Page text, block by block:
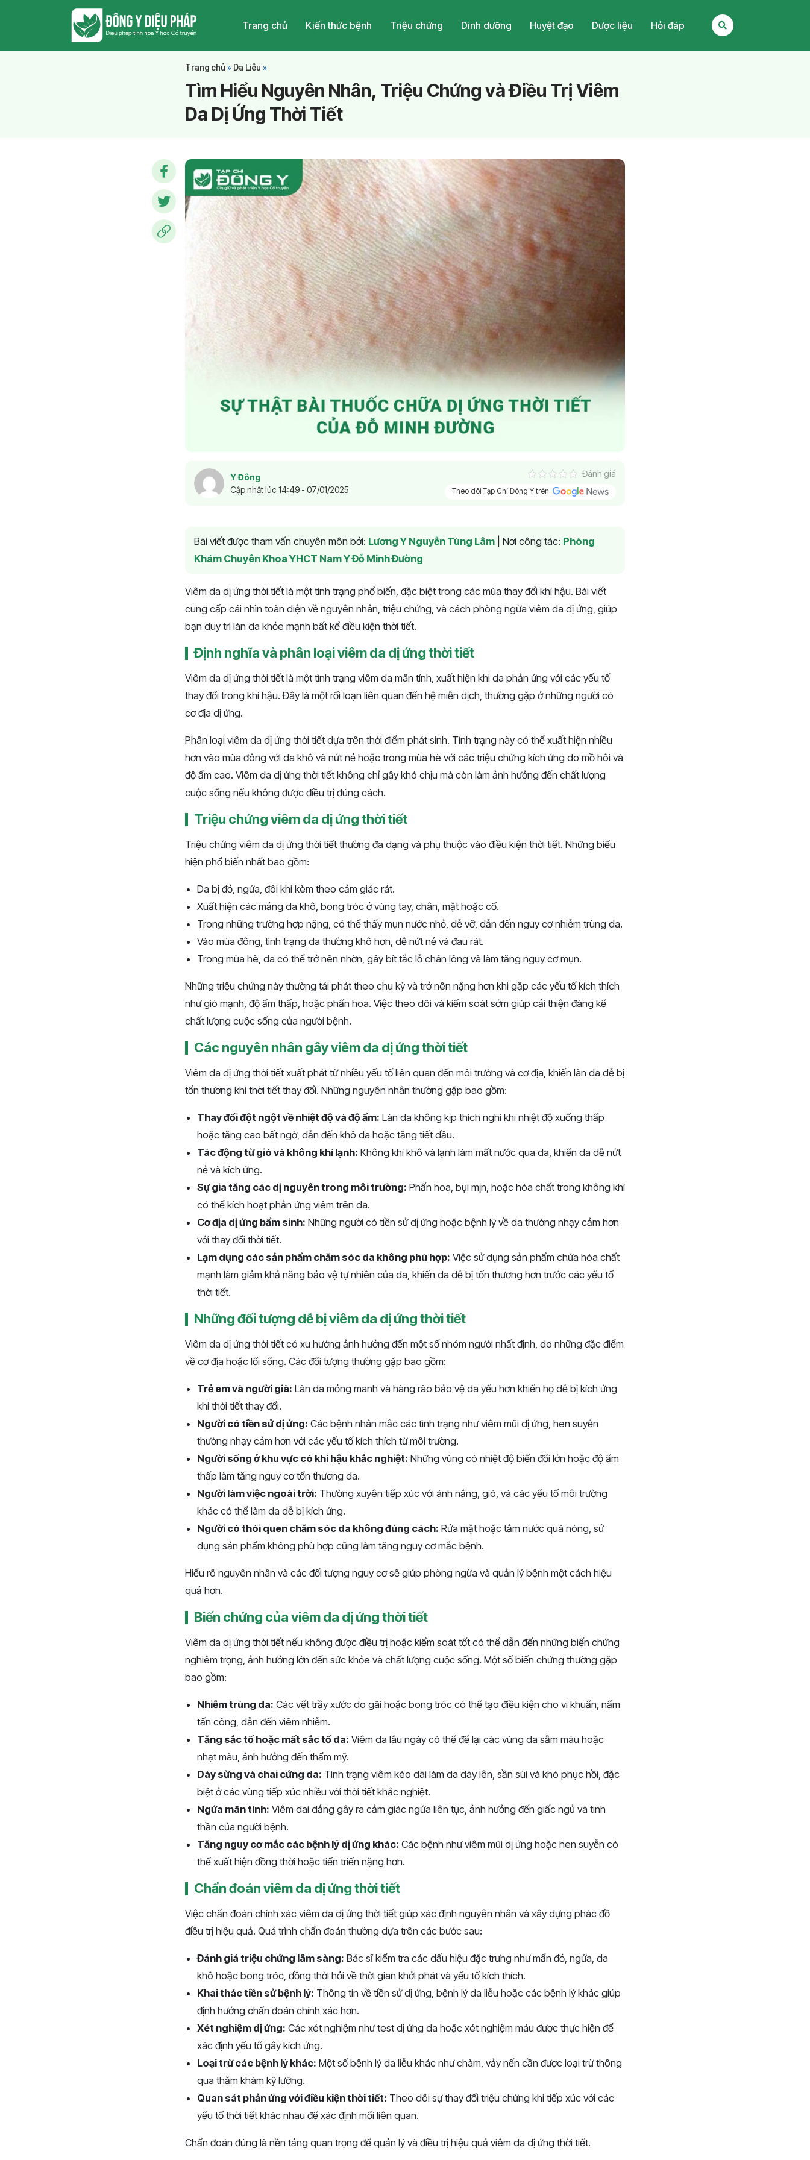
Trang chủ Kiến thức bệnh Triệu chứng Dinh dưỡng Huyệt đạo Dược liệu Hỏi đáp
Trang chủ » Da Liễu »
Tìm Hiểu Nguyên Nhân, Triệu Chứng và Điều Trị Viêm
Da Dị Ứng Thời Tiết
Y Đông
Cập nhật lúc 14:49 - 07/01/2025
Đánh giá
Theo dõi Tạp Chí Đông Y trên
Bài viết được tham vấn chuyên môn bởi: Lương Y Nguyễn Tùng Lâm Nơi công tác: Phòng
Khám Chuyên Khoa YHCT Nam Y Đỗ Minh Đường
Viêm da dị ứng thời tiết là một tình trạng phổ biến, đặc biệt trong các mùa thay đổi khí hậu. Bài viết
cung cấp cái nhìn toàn diện về nguyên nhân, triệu chứng, và cách phòng ngừa viêm da dị ứng, giúp
bạn duy trì làn da khỏe mạnh bất kể điều kiện thời tiết.
Định nghĩa và phân loại viêm da dị ứng thời tiết
Viêm da dị ứng thời tiết là một tình trạng viêm da mãn tính, xuất hiện khi da phản ứng với các yếu tố
thay đổi trong khí hậu. Đây là một rối loạn liên quan đến hệ miễn dịch, thường gặp ở những người có
cơ địa dị ứng.
Phân loại viêm da dị ứng thời tiết dựa trên thời điểm phát sinh. Tình trạng này có thể xuất hiện nhiều
hơn vào mùa đông với da khô và nứt nẻ hoặc trong mùa hè với các triệu chứng kích ứng do mồ hôi và
độ ẩm cao. Viêm da dị ứng thời tiết không chỉ gây khó chịu mà còn làm ảnh hưởng đến chất lượng
cuộc sống nếu không được điều trị đúng cách.
Triệu chứng viêm da dị ứng thời tiết
Triệu chứng viêm da dị ứng thời tiết thường đa dạng và phụ thuộc vào điều kiện thời tiết. Những biểu
hiện phổ biến nhất bao gồm:
Da bị đỏ, ngứa, đôi khi kèm theo cảm giác rát.
Xuất hiện các mảng da khô, bong tróc ở vùng tay, chân, mặt hoặc cổ.
Trong những trường hợp nặng, có thể thấy mụn nước nhỏ, dễ vỡ, dẫn đến nguy cơ nhiễm trùng da.
Vào mùa đông, tình trạng da thường khô hơn, dễ nứt nẻ và đau rát.
Trong mùa hè, da có thể trở nên nhờn, gây bít tắc lỗ chân lông và làm tăng nguy cơ mụn.
Những triệu chứng này thường tái phát theo chu kỳ và trở nên nặng hơn khi gặp các yếu tố kích thích
như gió mạnh, độ ẩm thấp, hoặc phấn hoa. Việc theo dõi và kiểm soát sớm giúp cải thiện đáng kể
chất lượng cuộc sống của người bệnh.
Các nguyên nhân gây viêm da dị ứng thời tiết
Viêm da dị ứng thời tiết xuất phát từ nhiều yếu tố liên quan đến môi trường và cơ địa, khiến làn da dễ bị
tổn thương khi thời tiết thay đổi. Những nguyên nhân thường gặp bao gồm:
Thay đổi đột ngột về nhiệt độ và độ ẩm: Làn da không kịp thích nghi khi nhiệt độ xuống thấp
hoặc tăng cao bất ngờ, dẫn đến khô da hoặc tăng tiết dầu.
Tác động từ gió và không khí lạnh: Không khí khô và lạnh làm mất nước qua da, khiến da dễ nứt
nẻ và kích ứng.
Sự gia tăng các dị nguyên trong môi trường: Phấn hoa, bụi mịn, hoặc hóa chất trong không khí
có thể kích hoạt phản ứng viêm trên da.
Cơ địa dị ứng bẩm sinh: Những người có tiền sử dị ứng hoặc bệnh lý về da thường nhạy cảm hơn
với thay đổi thời tiết.
Lạm dụng các sản phẩm chăm sóc da không phù hợp: Việc sử dụng sản phẩm chứa hóa chất
mạnh làm giảm khả năng bảo vệ tự nhiên của da, khiến da dễ bị tổn thương hơn trước các yếu tố
thời tiết.
Những đối tượng dễ bị viêm da dị ứng thời tiết
Viêm da dị ứng thời tiết có xu hướng ảnh hưởng đến một số nhóm người nhất định, do những đặc điểm
về cơ địa hoặc lối sống. Các đối tượng thường gặp bao gồm:
Trẻ em và người già: Làn da mỏng manh và hàng rào bảo vệ da yếu hơn khiến họ dễ bị kích ứng
khi thời tiết thay đổi.
Người có tiền sử dị ứng: Các bệnh nhân mắc các tình trạng như viêm mũi dị ứng, hen suyễn
thường nhạy cảm hơn với các yếu tố kích thích từ môi trường.
Người sống ở khu vực có khí hậu khắc nghiệt: Những vùng có nhiệt độ biến đổi lớn hoặc độ ẩm
thấp làm tăng nguy cơ tổn thương da.
Người làm việc ngoài trời: Thường xuyên tiếp xúc với ánh nắng, gió, và các yếu tố môi trường
khác có thể làm da dễ bị kích ứng.
Người có thói quen chăm sóc da không đúng cách: Rửa mặt hoặc tắm nước quá nóng, sử
dụng sản phẩm không phù hợp cũng làm tăng nguy cơ mắc bệnh.
Hiểu rõ nguyên nhân và các đối tượng nguy cơ sẽ giúp phòng ngừa và quản lý bệnh một cách hiệu
quả hơn.
Biến chứng của viêm da dị ứng thời tiết
Viêm da dị ứng thời tiết nếu không được điều trị hoặc kiểm soát tốt có thể dẫn đến những biến chứng
nghiêm trọng, ảnh hưởng lớn đến sức khỏe và chất lượng cuộc sống. Một số biến chứng thường gặp
bao gồm:
Nhiễm trùng da: Các vết trầy xước do gãi hoặc bong tróc có thể tạo điều kiện cho vi khuẩn, nấm
tấn công, dẫn đến viêm nhiễm.
Tăng sắc tố hoặc mất sắc tố da: Viêm da lâu ngày có thể để lại các vùng da sẫm màu hoặc
nhạt màu, ảnh hưởng đến thẩm mỹ.
Dày sừng và chai cứng da: Tình trạng viêm kéo dài làm da dày lên, sần sùi và khó phục hồi, đặc
biệt ở các vùng tiếp xúc nhiều với thời tiết khắc nghiệt.
Ngứa mãn tính: Viêm dai dẳng gây ra cảm giác ngứa liên tục, ảnh hưởng đến giấc ngủ và tinh
thần của người bệnh.
Tăng nguy cơ mắc các bệnh lý dị ứng khác: Các bệnh như viêm mũi dị ứng hoặc hen suyễn có
thể xuất hiện đồng thời hoặc tiến triển nặng hơn.
Chẩn đoán viêm da dị ứng thời tiết
Việc chẩn đoán chính xác viêm da dị ứng thời tiết giúp xác định nguyên nhân và xây dựng phác đồ
điều trị hiệu quả. Quá trình chẩn đoán thường dựa trên các bước sau:
Đánh giá triệu chứng lâm sàng: Bác sĩ kiểm tra các dấu hiệu đặc trưng như mẩn đỏ, ngứa, da
khô hoặc bong tróc, đồng thời hỏi về thời gian khởi phát và yếu tố kích thích.
Khai thác tiền sử bệnh lý: Thông tin về tiền sử dị ứng, bệnh lý da liễu hoặc các bệnh lý khác giúp
định hướng chẩn đoán chính xác hơn.
Xét nghiệm dị ứng: Các xét nghiệm như test dị ứng da hoặc xét nghiệm máu được thực hiện để
xác định yếu tố gây kích ứng.
Loại trừ các bệnh lý khác: Một số bệnh lý da liễu khác như chàm, vảy nến cần được loại trừ thông
qua thăm khám kỹ lưỡng.
Quan sát phản ứng với điều kiện thời tiết: Theo dõi sự thay đổi triệu chứng khi tiếp xúc với các
yếu tố thời tiết khác nhau để xác định mối liên quan.
Chẩn đoán đúng là nền tảng quan trọng để quản lý và điều trị hiệu quả viêm da dị ứng thời tiết.